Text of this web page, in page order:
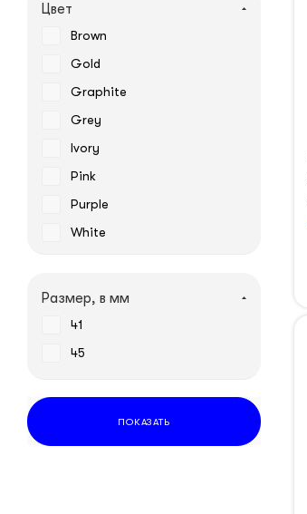
Цвет
Brown
Gold
Graphite
Grey
Ivory
Pink
Purple
White
Размер, в мм
41
45
ПОКАЗАТЬ